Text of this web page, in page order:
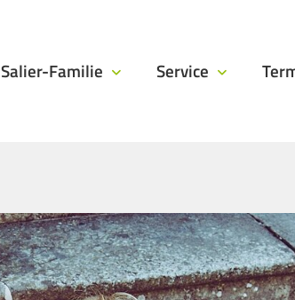
Salier-Familie Service